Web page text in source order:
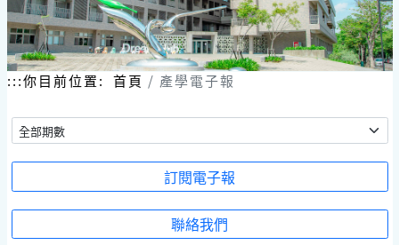
跳
到
主
要
內
區
:::你目前位置: 首頁 產學電子報
訂閱電子報
聯絡我們